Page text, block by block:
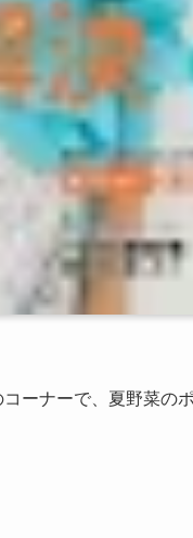
ーナーで、夏野菜の